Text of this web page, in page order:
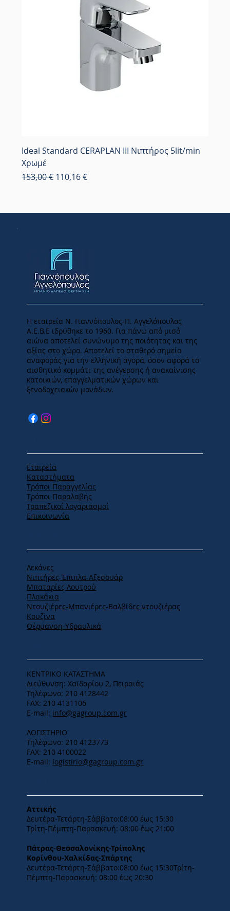
Ideal Standard CERAPLAN III Νιπτήρος 5lit/min
Χρωμέ
Κανονική τιμή
153,00 € Τιμή Έκπτωσης
110,16 €
Εταιρεία
Καταστήματα
Tρόποι Παραγγελίας
Tρόποι Παραλαβής
Τραπεζικοί λογαριασμοί
Επικοινωνία
ΚΕΝΤΡΙΚΟ ΚΑΤΑΣΤΗΜΑ
Διεύθυνση: Χαϊδαρίου 2, Πειραιάς
Τηλέφωνο: 210 4128442
FAX: 210 4131106
E-mail: info@gagroup.com.gr
ΛΟΓΙΣΤΗΡΙΟ
Τηλέφωνο: 210 4123773
FAX: 210 4100022
E-mail: logistirio@gagroup.com.gr
Αττικής
Δευτέρα-Τετάρτη-​Σάββατο:08:00 έως 15:30
​Τρίτη-Πέμπτη-Παρασκευή: 08:00 έως 21:00
Πάτρας-Θεσσαλονίκης-Τρίπολης
Κορίνθου-Χαλκίδας-Σπάρτης
Δευτέρα-Τετάρτη-​Σάββατο:08:00 έως 15:30​Τρίτη-
Πέμπτη-Παρασκευή: 08:00 έως 20:30
Η εταιρεία Ν. Γιαννόπουλος-Π. Αγγελόπουλος
Α.Ε.Β.Ε ιδρύθηκε το 1960. Για πάνω από μισό
αιώνα αποτελεί συνώνυμο της ποιότητας και της
αξίας στο χώρο. Αποτελεί το σταθερό σημείο
αναφοράς για την ελληνική αγορά, όσον αφορά το
αισθητικό κομμάτι της ανέγερσης ή ανακαίνισης
κατοικιών, επαγγελματικών χώρων και
ξενοδοχειακών μονάδων.
Λεκάνες
Νιπτήρες-Έπιπλα-Αξεσουάρ
Μπαταρίες Λουτρού
Πλακάκια
Ντουζιέρες-Μπανιέρες-Βαλβίδες ντουζιέρας
Κουζίνα
Θέρμανση-Υδραυλικά